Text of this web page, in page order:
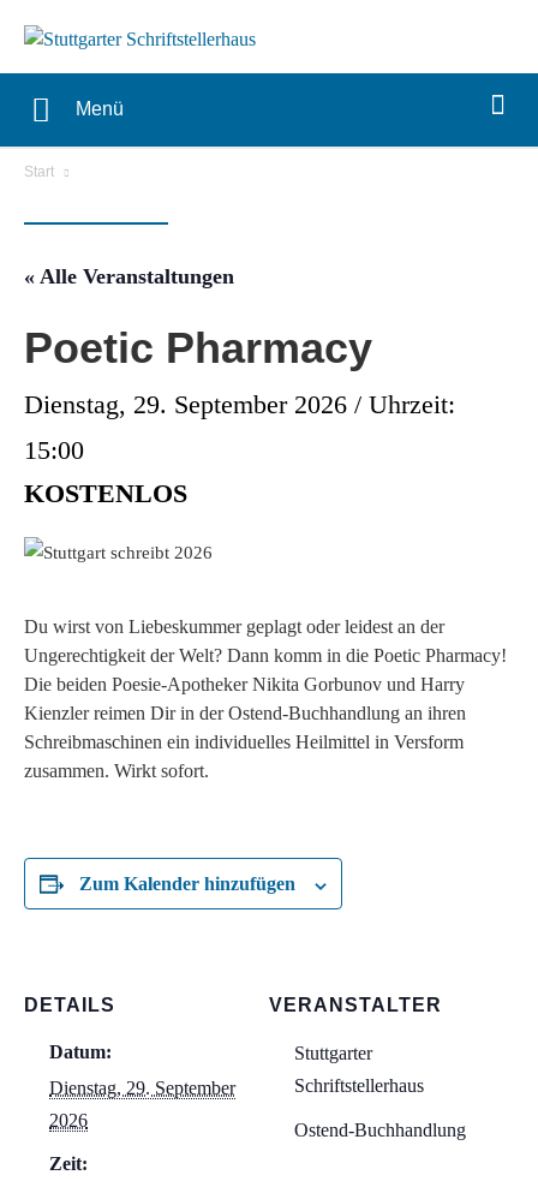
Menü
Start
« Alle Veranstaltungen
Poetic Pharmacy
Dienstag, 29. September 2026 / Uhrzeit:
15:00
KOSTENLOS
Du wirst von Liebeskummer geplagt oder leidest an der
Ungerechtigkeit der Welt? Dann komm in die Poetic Pharmacy!
Die beiden Poesie-Apotheker Nikita Gorbunov und Harry
Kienzler reimen Dir in der Ostend-Buchhandlung an ihren
Schreibmaschinen ein individuelles Heilmittel in Versform
zusammen. Wirkt sofort.
Zum Kalender hinzufügen
DETAILS
Datum:
Dienstag, 29. September
2026
Zeit:
VERANSTALTER
Stuttgarter
Schriftstellerhaus
Ostend-Buchhandlung